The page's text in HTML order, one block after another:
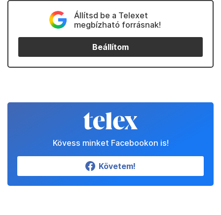
Állítsd be a Telexet
megbízható forrásnak!
Beállítom
Kövess minket Facebookon is!
Követem!